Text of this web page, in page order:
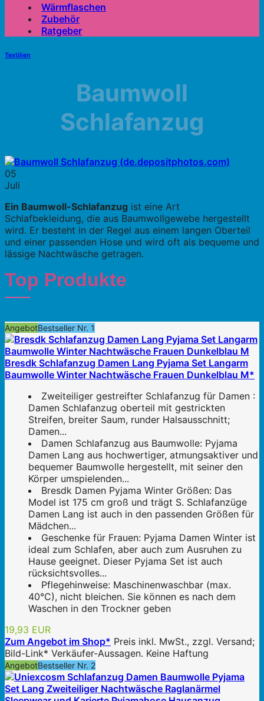
Wärmflaschen
Zubehör
Ratgeber
Textilien
Baumwoll
Schlafanzug
05
Juli
Ein Baumwoll-Schlafanzug ist eine Art
Schlafbekleidung, die aus Baumwollgewebe hergestellt
wird. Er besteht in der Regel aus einem langen Oberteil
und einer passenden Hose und wird oft als bequeme und
lässige Nachtwäsche getragen.
Top Produkte
AngebotBestseller Nr. 1
Bresdk Schlafanzug Damen Lang Pyjama Set Langarm
Baumwolle Winter Nachtwäsche Frauen Dunkelblau M*
Zweiteiliger gestreifter Schlafanzug für Damen :
Damen Schlafanzug oberteil mit gestrickten
Streifen, breiter Saum, runder Halsausschnitt;
Damen...
Damen Schlafanzug aus Baumwolle: Pyjama
Damen Lang aus hochwertiger, atmungsaktiver und
bequemer Baumwolle hergestellt, mit seiner den
Körper umspielenden...
Bresdk Damen Pyjama Winter Größen: Das
Model ist 175 cm groß und trägt S. Schlafanzüge
Damen Lang ist auch in den passenden Größen für
Mädchen...
Geschenke für Frauen: Pyjama Damen Winter ist
ideal zum Schlafen, aber auch zum Ausruhen zu
Hause geeignet. Dieser Pyjama Set ist auch
rücksichtsvolles...
Pflegehinweise: Maschinenwaschbar (max.
40°C), nicht bleichen. Sie können es nach dem
Waschen in den Trockner geben
19,93 EUR
Zum Angebot im Shop* Preis inkl. MwSt., zzgl. Versand;
Bild-Link* Verkäufer-Aussagen. Keine Haftung
AngebotBestseller Nr. 2